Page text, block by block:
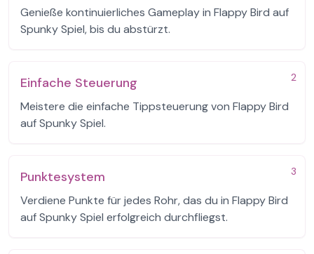
Genieße kontinuierliches Gameplay in Flappy Bird auf
Spunky Spiel, bis du abstürzt.
2
Einfache Steuerung
Meistere die einfache Tippsteuerung von Flappy Bird
auf Spunky Spiel.
3
Punktesystem
Verdiene Punkte für jedes Rohr, das du in Flappy Bird
auf Spunky Spiel erfolgreich durchfliegst.